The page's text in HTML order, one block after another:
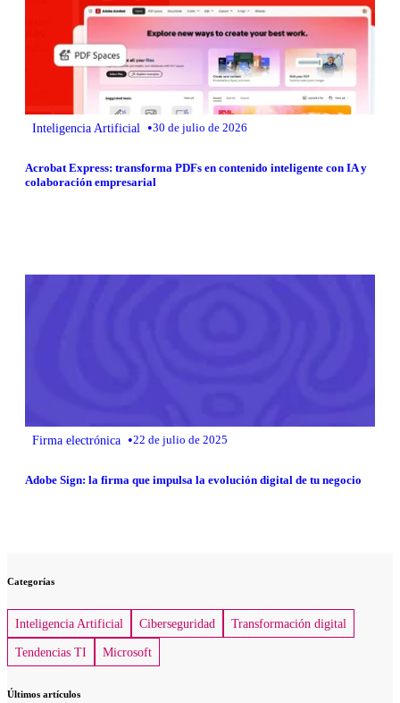
Inteligencia Artificial •30 de julio de 2026
Acrobat Express: transforma PDFs en contenido inteligente con IA y
colaboración empresarial
Firma electrónica •22 de julio de 2025
Adobe Sign: la firma que impulsa la evolución digital de tu negocio
Categorías
Inteligencia Artificial Ciberseguridad
Transformación digital
Tendencias TI
Microsoft
Últimos artículos